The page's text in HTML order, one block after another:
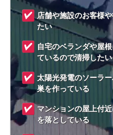
店舗や施設のお客様
たい
自宅のベランダや屋
ているので清掃したい
太陽光発電のソーラ
巣を作っている
マンションの屋上付
を落としている